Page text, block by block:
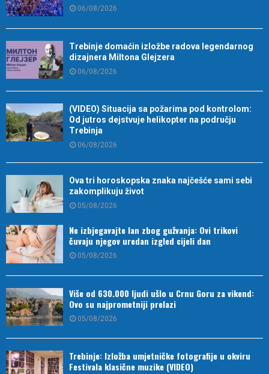
06/08/2026
Trebinje domaćin izložbe radova legendarnog
dizajnera Miltona Glejzera
06/08/2026
(VIDEO) Situacija sa požarima pod kontrolom:
Od jutros dejstvuje helikopter na području
Trebinja
06/08/2026
Ova tri horoskopska znaka najčešće sami sebi
zakomplikuju život
05/08/2026
Ne izbjegavajte lan zbog gužvanja: Ovi trikovi
čuvaju njegov uredan izgled cijeli dan
05/08/2026
Više od 630.000 ljudi ušlo u Crnu Goru za vikend:
Ovo su najprometniji prelazi
05/08/2026
Trebinje: Izložba umjetničke fotografije u okviru
Festivala klasične muzike (VIDEO)